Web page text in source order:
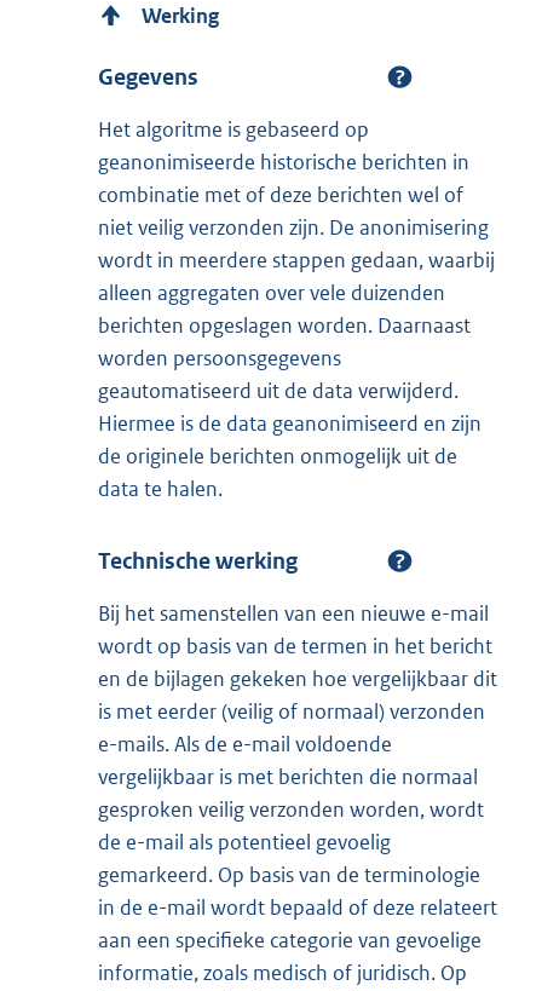
Werking
Gegevens
Het algoritme is gebaseerd op
geanonimiseerde historische berichten in
combinatie met of deze berichten wel of
niet veilig verzonden zijn. De anonimisering
wordt in meerdere stappen gedaan, waarbij
alleen aggregaten over vele duizenden
berichten opgeslagen worden. Daarnaast
worden persoonsgegevens
geautomatiseerd uit de data verwijderd.
Hiermee is de data geanonimiseerd en zijn
de originele berichten onmogelijk uit de
data te halen.
Technische werking
Bij het samenstellen van een nieuwe e-mail
wordt op basis van de termen in het bericht
en de bijlagen gekeken hoe vergelijkbaar dit
is met eerder (veilig of normaal) verzonden
e-mails. Als de e-mail voldoende
vergelijkbaar is met berichten die normaal
gesproken veilig verzonden worden, wordt
de e-mail als potentieel gevoelig
gemarkeerd. Op basis van de terminologie
in de e-mail wordt bepaald of deze relateert
aan een specifieke categorie van gevoelige
informatie, zoals medisch of juridisch. Op